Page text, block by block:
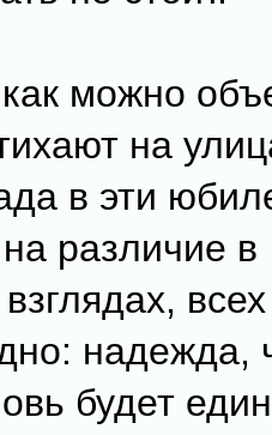
можно
на
в эти
различие в
взглядах,
надежда,
будет